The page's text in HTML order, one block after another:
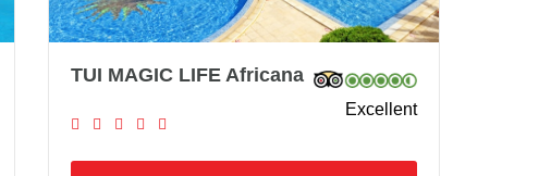
TUI MAGIC LIFE Africana
Excellent